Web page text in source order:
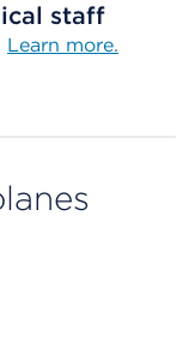
staff
Learn more.